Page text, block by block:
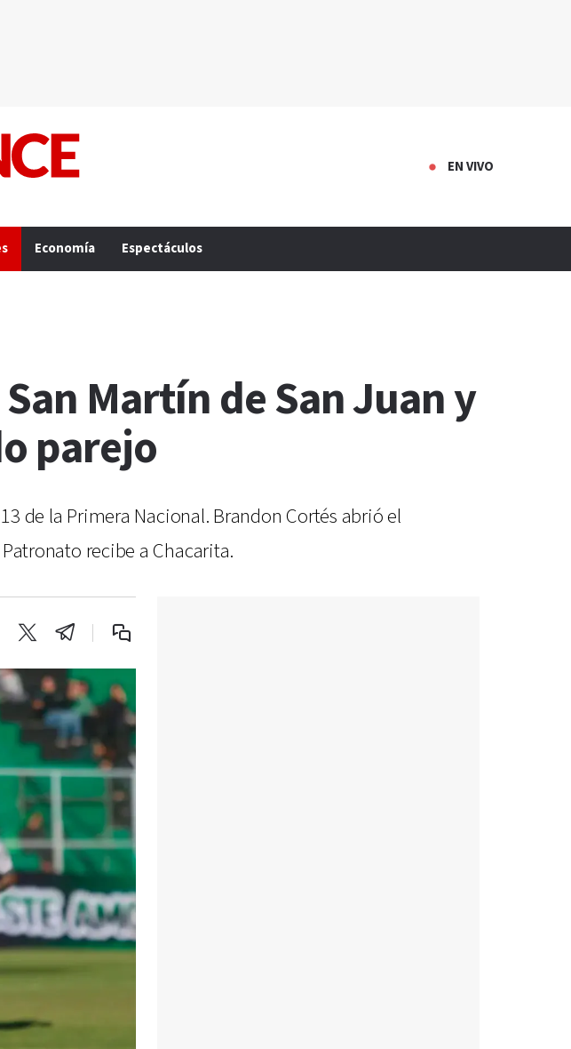
EN VIVO
Economía Espectáculos
Martín de San Juan y
parejo
de la Primera Nacional. Brandon Cortés abrió el
recibe a Chacarita.